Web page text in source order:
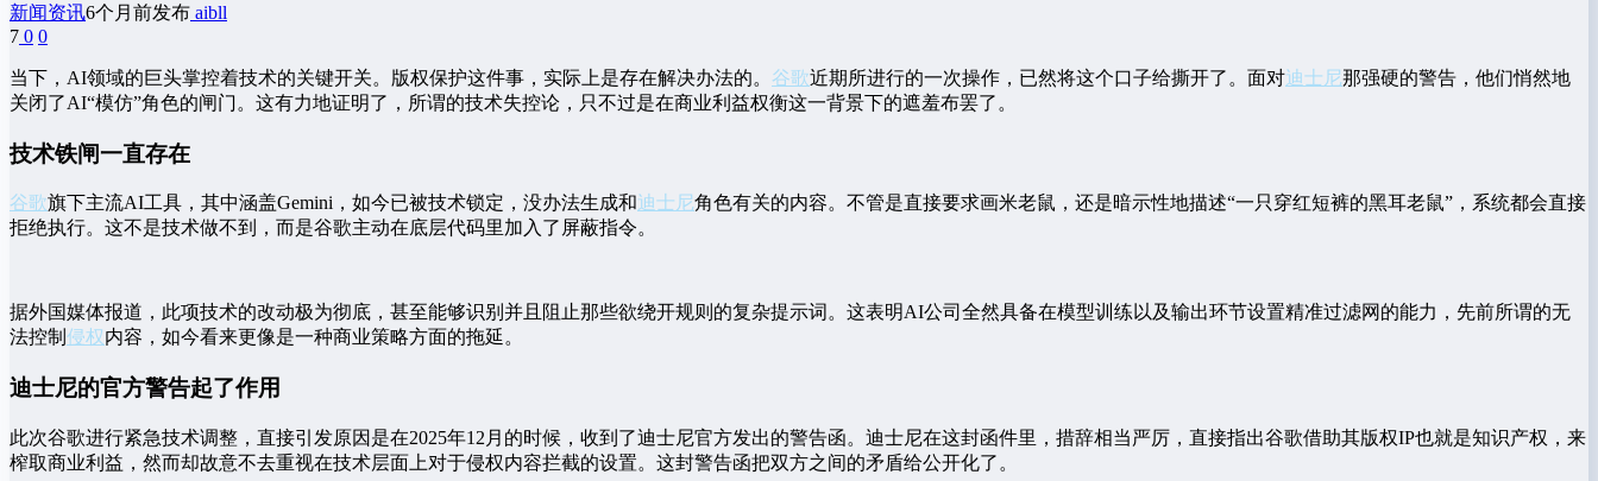
新闻资讯6个月前发布 aibll
7 0 0
当下，AI领域的巨头掌控着技术的关键开关。版权保护这件事，实际上是存在解决办法的。 谷歌近期所进行的一次操作，已然将这个口子给撕开了。面对迪士尼那强硬的警告，他们悄然地
关闭了AI“模仿”角色的闸门。这有力地证明了，所谓的技术失控论，只不过是在商业利益权衡这一背景下的遮羞布罢了。
技术铁闸一直存在
谷歌旗下主流AI工具，其中涵盖Gemini，如今已被技术锁定，没办法生成和迪士尼角色有关的内容。不管是直接要求画米老鼠，还是暗示性地描述“一只穿红短裤的黑耳老鼠”，系统都会直接
拒绝执行。这不是技术做不到，而是谷歌主动在底层代码里加入了屏蔽指令。
据外国媒体报道，此项技术的改动极为彻底，甚至能够识别并且阻止那些欲绕开规则的复杂提示词。这表明AI公司全然具备在模型训练以及输出环节设置精准过滤网的能力，先前所谓的无
法控制 侵权内容，如今看来更像是一种商业策略方面的拖延。
迪士尼的官方警告起了作用
此次谷歌进行紧急技术调整，直接引发原因是在2025年12月的时候，收到了迪士尼官方发出的警告函。迪士尼在这封函件里，措辞相当严厉，直接指出谷歌借助其版权IP也就是知识产权，来
榨取商业利益，然而却故意不去重视在技术层面上对于侵权内容拦截的设置。这封警告函把双方之间的矛盾给公开化了。